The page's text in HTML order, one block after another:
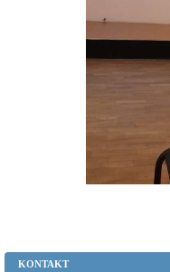
KONTAKT